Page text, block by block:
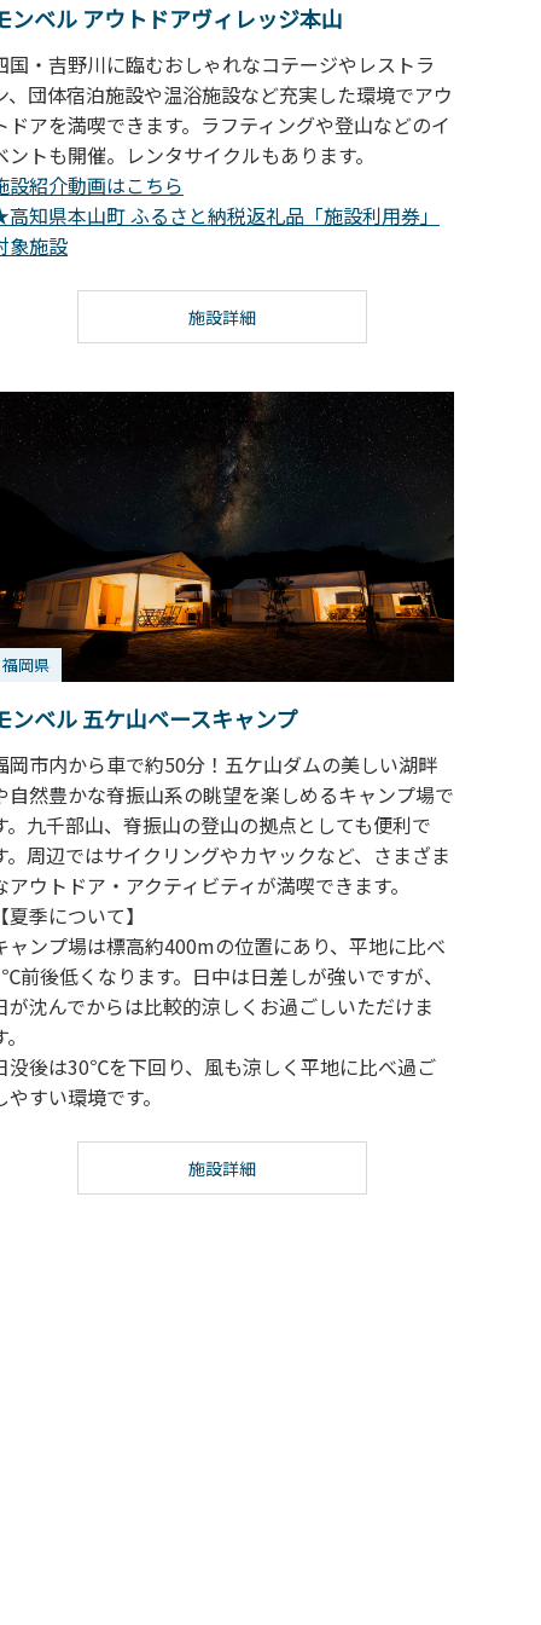
ンベル アウトドアヴィレッジ本山
国・吉野川に臨むおしゃれなコテージやレストラ
、団体宿泊施設や温浴施設など充実した環境でアウ
ドアを満喫できます。ラフティングや登山などのイ
ントも開催。レンタサイクルもあります。
設紹介動画はこちら
知県本山町 ふるさと納税返礼品「施設利用券」
象施設
施設詳細
福岡県
ンベル 五ケ山ベースキャンプ
岡市内から車で約50分！五ケ山ダムの美しい湖畔
自然豊かな脊振山系の眺望を楽しめるキャンプ場で
。九千部山、脊振山の登山の拠点としても便利で
。周辺ではサイクリングやカヤックなど、さまざま
アウトドア・アクティビティが満喫できます。
夏季について】
ャンプ場は標高約400mの位置にあり、平地に比べ
前後低くなります。日中は日差しが強いですが、
が沈んでからは比較的涼しくお過ごしいただけま
没後は30℃を下回り、風も涼しく平地に比べ過ご
やすい環境です。
施設詳細